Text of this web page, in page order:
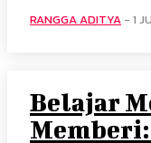
RANGGA ADITYA - 1
Belajar